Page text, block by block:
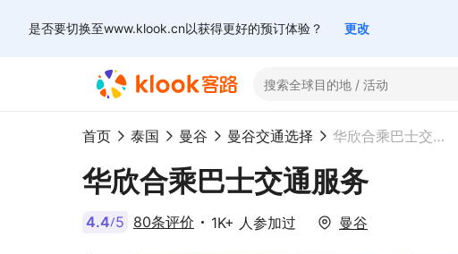
是否要切换至www.klook.cn以获得更好的预订体验？ 更改
首页 泰国 曼谷 曼谷交通选择 华欣合乘巴士交通服务
华欣合乘巴士交通服务
4.4/5 80条评价 1K+ 人参加过 曼谷